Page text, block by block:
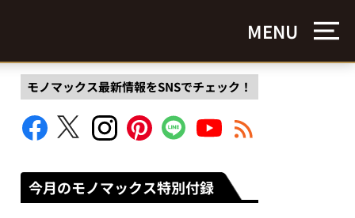
MENU
モノマックス最新情報をSNSでチェック！
今月のモノマックス特別付録